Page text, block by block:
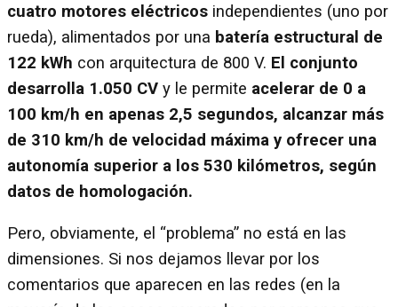
cuatro motores eléctricos independientes (uno por
rueda), alimentados por una batería estructural de
122 kWh con arquitectura de 800 V. El conjunto
desarrolla 1.050 CV y le permite acelerar de 0 a
100 km/h en apenas 2,5 segundos, alcanzar más
de 310 km/h de velocidad máxima y ofrecer una
autonomía superior a los 530 kilómetros, según
datos de homologación.
Pero, obviamente, el “problema” no está en las
dimensiones. Si nos dejamos llevar por los
comentarios que aparecen en las redes (en la